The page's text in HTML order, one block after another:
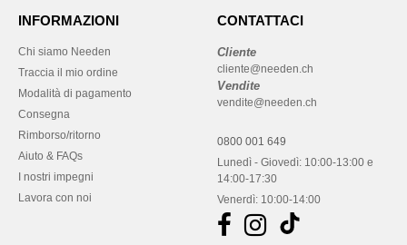
INFORMAZIONI
Chi siamo Needen
Traccia il mio ordine
Modalità di pagamento
Consegna
Rimborso/ritorno
Aiuto & FAQs
I nostri impegni
Lavora con noi
CONTATTACI
Cliente
cliente@needen.ch
Vendite
vendite@needen.ch
0800 001 649
Lunedì - Giovedì: 10:00-13:00 e
14:00-17:30
Venerdì: 10:00-14:00